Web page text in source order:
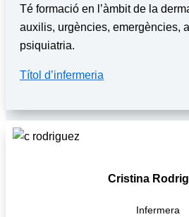
Té formació en l’àmbit de la
auxilis, urgències, emergències,
psiquiatria.
Títol d’infermeria
Cristina
Infermera